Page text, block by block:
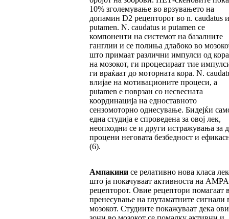
10% зголемување во врзувањето на
допамин D2 рецепторот во n. caudatus
putamen. N. caudatus и putamen се
компоненти на системот на базалните
ганглии и се полиња длабоко во
што примаат различни импулси од
на мозокот, ги процесираат тие
ги враќаат до моторната кора. N.
влијае на мотивационите процеси, а
putamen е поврзан со несвесната
координација на едноставното
сензомоторно однесување. Бидејќи
една студија е спроведена за овој лек,
неопходни се и други истражувања за
процени неговата безбедност и
(6).
Ампакинисе релативно нова класа
што ја покачуваат активноста на
рецепторот. Овие рецептори помагаат
пренесување на глутаматните сигнали
мозокот. Студиите покажуваат дека